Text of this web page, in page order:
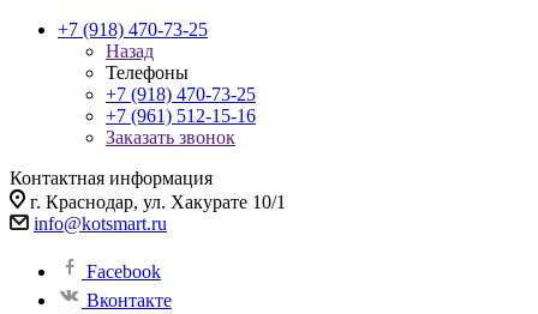
+7 (918) 470-73-25
Назад
Телефоны
+7 (918) 470-73-25
+7 (961) 512-15-16
Заказать звонок
Контактная информация
г. Краснодар, ул. Хакурате 10/1
info@kotsmart.ru
Facebook
Вконтакте